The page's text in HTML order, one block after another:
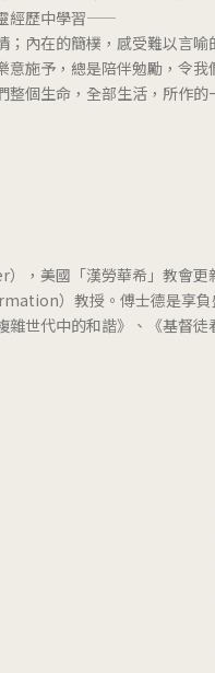
經歷中學習——
；內在的簡樸，感受難以言
意施予，總是陪伴勉勵，令
整個生命，全部生活，所作
，美國「漢勞華希」教會
）教授。傅士德是享負
雜世代中的和諧》、《基督徒